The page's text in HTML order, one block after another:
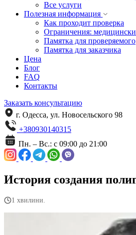
Все услуги
Полезная информация
Как проходит проверка
Ограничения:
Памятка для проверяемого
Памятка для заказчика
Цена
Блог
FAQ
Контакты
Заказать консультацию
г. Одесса, ул. Новосельского 98
+380930140315
Пн. – Вс.: с 09:00 до 21:00
История создания
1 хвилини.